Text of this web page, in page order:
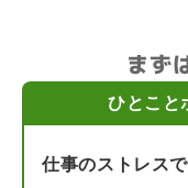
まず
ひとこと
仕事のストレス